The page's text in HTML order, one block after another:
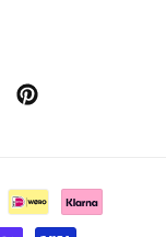
Pinterest